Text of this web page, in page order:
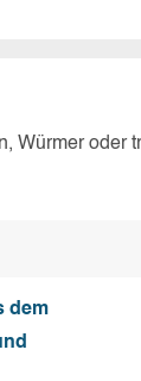
Würmer oder
dem